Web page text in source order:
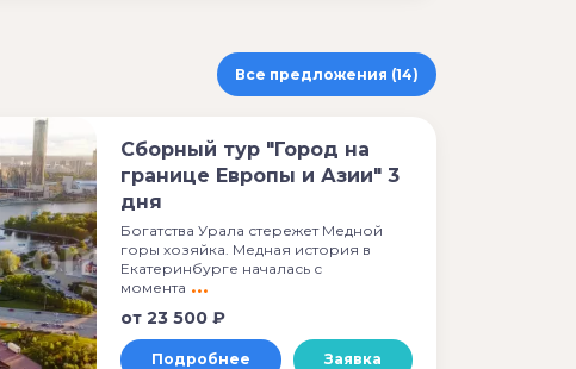
Все предложения (14)
Сборный тур "Город на
границе Европы и Азии" 3
дня
Богатства Урала стережет Медной
горы хозяйка. Медная история в
Екатеринбурге началась с
момента
от 23 500 ₽
Подробнее Заявка